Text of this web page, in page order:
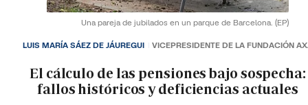
Una pareja de jubilados en un parque de Barcelona. (EP)
El cálculo de las pensiones bajo sospecha:
fallos históricos y deficiencias actuales
LUIS MARÍA SÁEZ DE JÁUREGUI VICEPRESIDENTE DE LA FUNDACIÓN